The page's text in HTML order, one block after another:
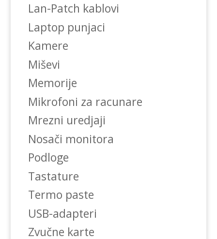
Lan-Patch kablovi
Laptop punjaci
Kamere
Miševi
Memorije
Mikrofoni za racunare
Mrezni uredjaji
Nosači monitora
Podloge
Tastature
Termo paste
USB-adapteri
Zvučne karte